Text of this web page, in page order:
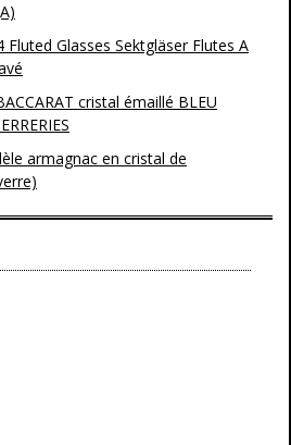
Glasses Sektgläser Flutes A
cristal émaillé BLEU
armagnac en cristal de